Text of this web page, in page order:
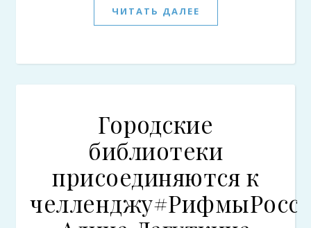
ЧИТАТЬ ДАЛЕЕ
Городские
библиотеки
присоединяются к